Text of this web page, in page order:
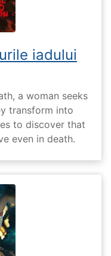
iadului
a woman seeks
transform into
to discover that
even in death.